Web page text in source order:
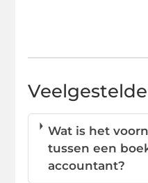
Wat is het
tussen een
accountant?